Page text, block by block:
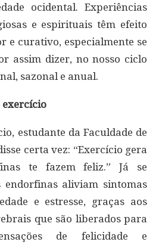
ocidental. Experiências
e espirituais têm efeito
e curativo, especialmente se
assim dizer, no nosso ciclo
sazonal e anual.
exercício
estudante da Faculdade de
certa vez: “Exercício gera
te fazem feliz.” Já se
endorfinas aliviam sintomas
e estresse, graças aos
que são liberados para
de felicidade e